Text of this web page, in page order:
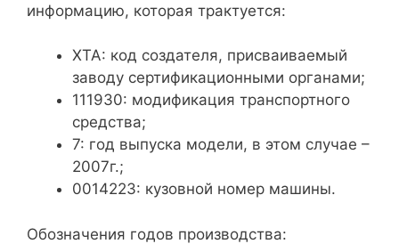
информацию, которая трактуется:
ХТА: код создателя, присваиваемый
заводу сертификационными органами;
111930: модификация транспортного
средства;
7: год выпуска модели, в этом случае –
2007г.;
0014223: кузовной номер машины.
Обозначения годов производства: